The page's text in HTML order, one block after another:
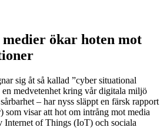
ökar hoten mot
sig åt så kallad ”cyber situational
en medvetenhet kring vår digitala miljö
– har nyss släppt en färsk rapport
som visar att hot om intrång mot media
Internet of Things (IoT) och sociala